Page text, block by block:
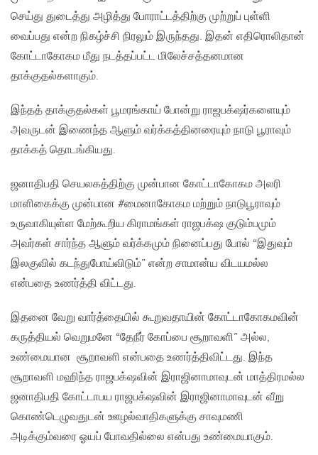
செய்து துடைத்து அழித்து போராட்டத்திற்கு முற்றுப் புள்ளி
வைப்பது என்ற நிகழ்ச்சி நிரலும் இருந்தது. இதன் எதிரொலிதான்
கோட்டாகோகம மீது நடத்தப்பட்ட மிலேச்சத்தனமான
தாக்குதல்களாகும்.
இந்தத் தாக்குதல்கள் பூமரங்காய் போன்று ராஜபக்‌ஷர்களையும்
அவருடன் இணைந்த ஆளும் வர்க்கத்தினரையும் நாடு பூராவும்
தாக்கத் தொடங்கியது.
ஜனாதிபதி செயலகத்திற்கு முன்பான கோட்டாகோகம அலரி
மாளிகைக்கு முன்பான #மைனாகோகம மற்றும் நாடுபூராவும்
உருவாகியுள்ள மேற்​கூறிய கிராமங்கள் ராஜபக்‌ஷ குடும்பமும்
அவர்கள் சார்ந்த ஆளும் வர்க்கமும் நினைப்பது போல் “இதுவும்
இலகுவில் கடந்துபோய்விடும்” என்ற சாமான்ய விடயமல்ல
என்பதை உணர்த்தி விட்டது.
இதனை வேறு வார்த்தையில் கூறுவதாயின் கோட்டாகோகமவின்
கருத்தியல் வெறுமனே “தேநீர் கோப்பை சூறாவளி” அல்ல,
உண்மையான சூறாவளி என்பதை உணர்த்திவிட்டது. இந்த
சூறாவளி மஹிந்த ராஜபக்‌ஷவின் இராஜினாமாவுடன் மாத்திரமல்ல
ஜனாதிபதி கோட்டாபய ராஜபக்‌ஷவின் இராஜினாமாவுடன் வீறு
கொண்டெழுவதுடன் ஊழல்வாதிகளுக்கு சாவுமணி
அடிக்கும்வரை ஓயப் போவதில்லை என்பது உண்மையாகும்.